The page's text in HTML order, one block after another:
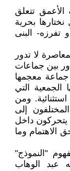
الأعمق تتعلق
بحرية
تفرزه- البنى
لا تدور
بين جماعات
جماعة معجمها
الجمعية التي
ومن
إلى
يتحركون داخل
الاهتمام وما
"النموذج"
عبد الوهاب